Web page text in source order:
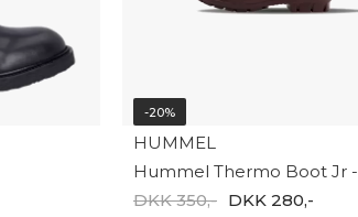
-20%
HUMMEL
DKK 350,- DKK 280,-